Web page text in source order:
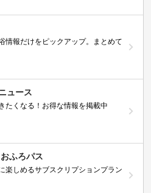
情報だけをピックアップ。まとめて
ュース
たくなる！お得な情報を掲載中
ふろパス
楽しめるサブスクリプションプラン